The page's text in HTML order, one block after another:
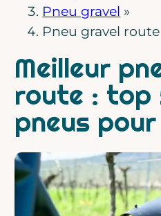
Pneu gravel »
Pneu gravel route
Meilleur
route : top
pneus